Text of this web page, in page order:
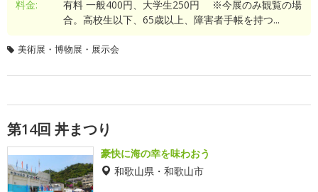
料金:
有料 一般400円、大学生250円 ※今展のみ観覧の場
合。高校生以下、65歳以上、障害者手帳を持つ...
美術展・博物展・展示会
第14回 丼まつり
豪快に海の幸を味わおう
和歌山県・和歌山市